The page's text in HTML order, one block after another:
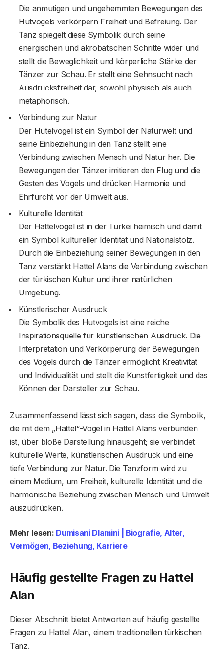
Die anmutigen und ungehemmten Bewegungen des
Hutvogels verkörpern Freiheit und Befreiung. Der
Tanz spiegelt diese Symbolik durch seine
energischen und akrobatischen Schritte wider und
stellt die Beweglichkeit und körperliche Stärke der
Tänzer zur Schau. Er stellt eine Sehnsucht nach
Ausdrucksfreiheit dar, sowohl physisch als auch
metaphorisch.
Verbindung zur Natur
Der Hutelvogel ist ein Symbol der Naturwelt und
seine Einbeziehung in den Tanz stellt eine
Verbindung zwischen Mensch und Natur her. Die
Bewegungen der Tänzer imitieren den Flug und die
Gesten des Vogels und drücken Harmonie und
Ehrfurcht vor der Umwelt aus.
Kulturelle Identität
Der Hattelvogel ist in der Türkei heimisch und damit
ein Symbol kultureller Identität und Nationalstolz.
Durch die Einbeziehung seiner Bewegungen in den
Tanz verstärkt Hattel Alans die Verbindung zwischen
der türkischen Kultur und ihrer natürlichen
Umgebung.
Künstlerischer Ausdruck
Die Symbolik des Hutvogels ist eine reiche
Inspirationsquelle für künstlerischen Ausdruck. Die
Interpretation und Verkörperung der Bewegungen
des Vogels durch die Tänzer ermöglicht Kreativität
und Individualität und stellt die Kunstfertigkeit und das
Können der Darsteller zur Schau.
Zusammenfassend lässt sich sagen, dass die Symbolik,
die mit dem „Hattel“-Vogel in Hattel Alans verbunden
ist, über bloße Darstellung hinausgeht; sie verbindet
kulturelle Werte, künstlerischen Ausdruck und eine
tiefe Verbindung zur Natur. Die Tanzform wird zu
einem Medium, um Freiheit, kulturelle Identität und die
harmonische Beziehung zwischen Mensch und Umwelt
auszudrücken.
Mehr lesen: Dumisani Dlamini | Biografie, Alter,
Vermögen, Beziehung, Karriere
Häufig gestellte Fragen zu Hattel
Alan
Dieser Abschnitt bietet Antworten auf häufig gestellte
Fragen zu Hattel Alan, einem traditionellen türkischen
Tanz.